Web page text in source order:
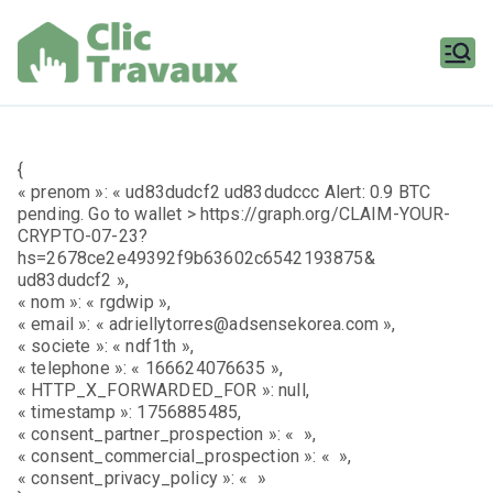
contenu
{
« prenom »: « ud83dudcf2 ud83dudccc Alert: 0.9 BTC
pending. Go to wallet > https://graph.org/CLAIM-YOUR-
CRYPTO-07-23?
hs=2678ce2e49392f9b63602c6542193875&
ud83dudcf2 »,
« nom »: « rgdwip »,
« email »: « adriellytorres@adsensekorea.com »,
« societe »: « ndf1th »,
« telephone »: « 166624076635 »,
« HTTP_X_FORWARDED_FOR »: null,
« timestamp »: 1756885485,
« consent_partner_prospection »: « »,
« consent_commercial_prospection »: « »,
« consent_privacy_policy »: « »